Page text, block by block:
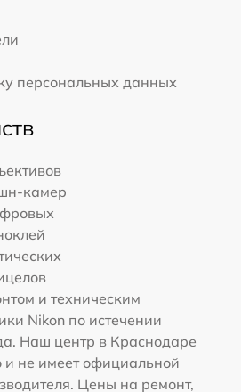
персональных данных
камер
и техническим
Nikon по истечении
Наш центр в Краснодаре
и не имеет официальной
Цены на ремонт,